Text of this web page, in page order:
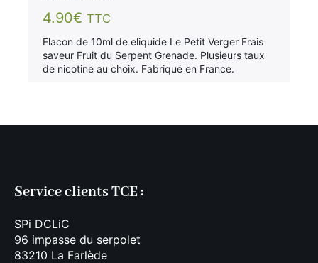
4.90€ TTC
Flacon de 10ml de eliquide Le Petit Verger Frais
saveur Fruit du Serpent Grenade. Plusieurs taux
de nicotine au choix. Fabriqué en France.
Service clients TCE :
SPi DCLiC
96 impasse du serpolet
83210 La Farlède